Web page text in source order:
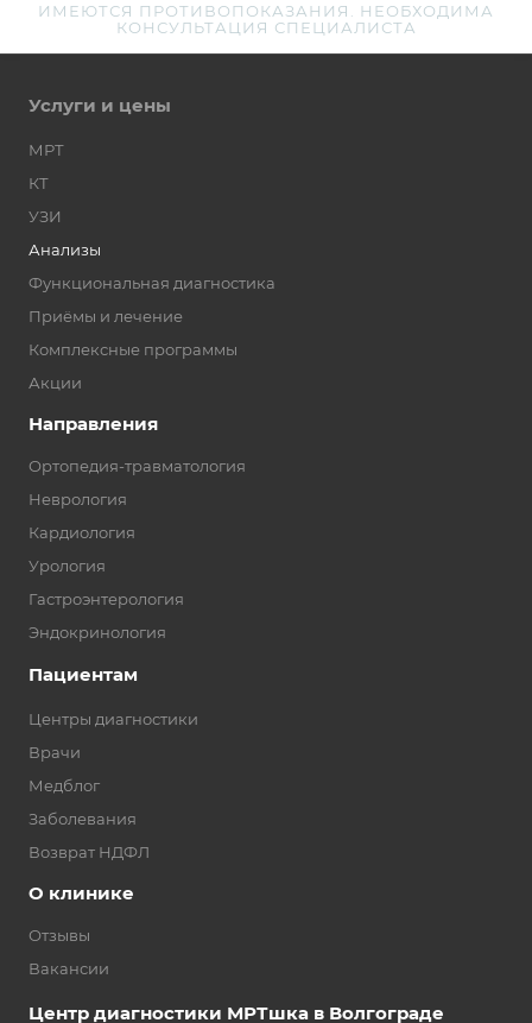
ИМЕЮТСЯ ПРОТИВОПОКАЗАНИЯ. НЕОБХОДИМА
КОНСУЛЬТАЦИЯ СПЕЦИАЛИСТА
Услуги и цены
МРТ
КТ
УЗИ
Анализы
Функциональная диагностика
Приёмы и лечение
Комплексные программы
Акции
Направления
Ортопедия-травматология
Неврология
Кардиология
Урология
Гастроэнтерология
Эндокринология
Пациентам
Центры диагностики
Врачи
Медблог
Заболевания
Возврат НДФЛ
О клинике
Отзывы
Вакансии
Центр диагностики МРТшка в Волгограде